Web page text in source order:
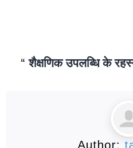
शैक्षणिक उपलब्धि के
Author: